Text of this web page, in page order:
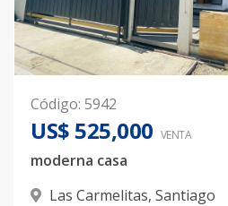
Código: 5942
US$ 525,000 VENTA
moderna casa
Las Carmelitas, Santiago